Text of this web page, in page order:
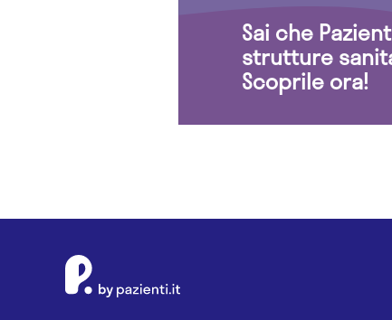
Sai che
strutture
Scoprile ora!